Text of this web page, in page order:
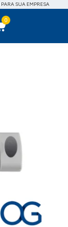
PARA SUA EMPRESA
0